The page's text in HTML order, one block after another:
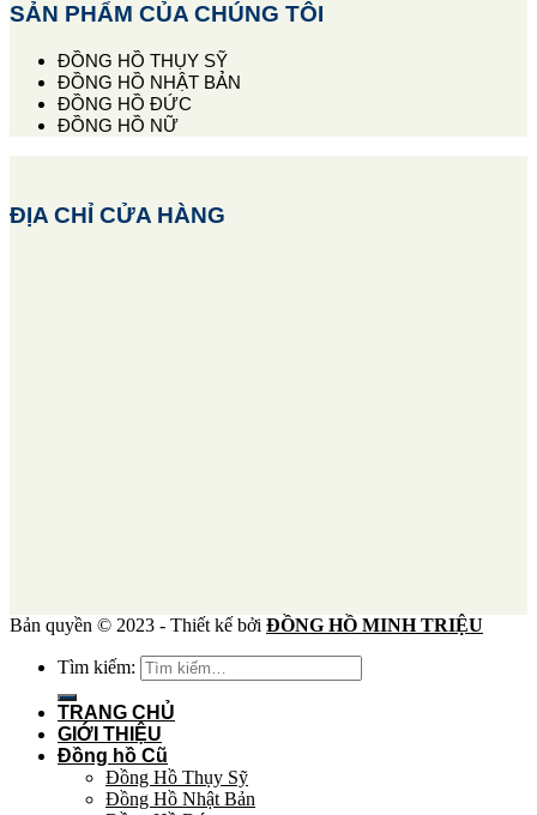
SẢN PHẨM CỦA CHÚNG TÔI
ĐỒNG HỒ THỤY SỸ
ĐỒNG HỒ NHẬT BẢN
ĐỒNG HỒ ĐỨC
ĐỒNG HỒ NỮ
ĐỊA CHỈ CỬA HÀNG
Bản quyền © 2023 - Thiết kế bởi ĐỒNG HỒ MINH TRIỆU
Tìm kiếm:
TRANG CHỦ
GIỚI THIỆU
Đồng hồ Cũ
Đồng Hồ Thụy Sỹ
Đồng Hồ Nhật Bản